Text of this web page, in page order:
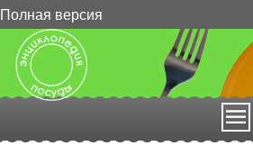
Полная версия